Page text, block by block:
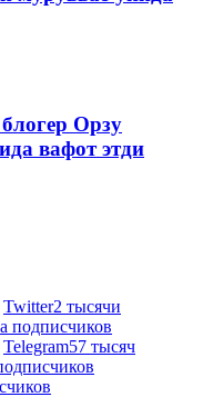
Орзу
вафот этди
Twitter2 тысячи
подписчиков
Telegram57 тысяч